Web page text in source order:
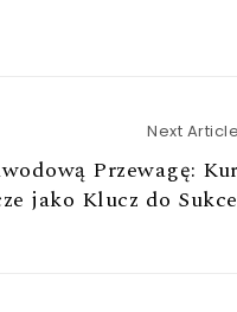
Next Article
Przewagę:
jako Klucz do